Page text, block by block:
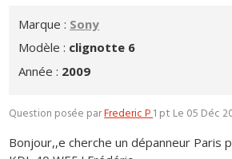
Marque : Sony
Modèle : clignotte 6
Année : 2009
Question posée parFrederic P1 pt Le 05 Déc
Bonjour,,e cherche un dépanneur Paris